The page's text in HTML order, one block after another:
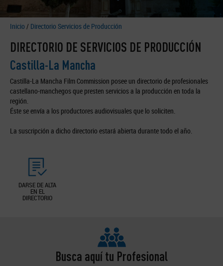
Inicio / Directorio Servicios de Producción
DIRECTORIO DE SERVICIOS DE PRODUCCIÓN
Castilla-La Mancha
Castilla-La Mancha Film Commission posee un directorio de profesionales
castellano-manchegos que presten servicios a la producción en toda la
región.
Éste se envía a los productores audiovisuales que lo soliciten.
La suscripción a dicho directorio estará abierta durante todo el año.
DARSE DE ALTA
EN EL
DIRECTORIO
Busca aquí tu Profesional